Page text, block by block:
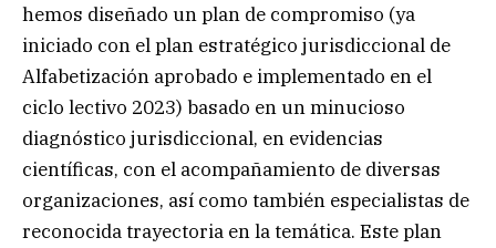
hemos diseñado un plan de compromiso (ya
iniciado con el plan estratégico jurisdiccional de
Alfabetización aprobado e implementado en el
ciclo lectivo 2023) basado en un minucioso
diagnóstico jurisdiccional, en evidencias
científicas, con el acompañamiento de diversas
organizaciones, así como también especialistas de
reconocida trayectoria en la temática. Este plan